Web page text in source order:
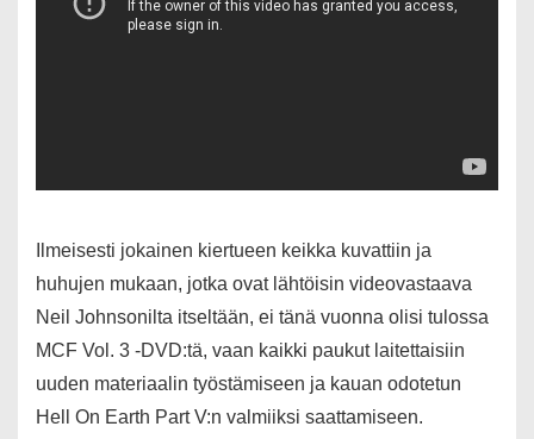
Ilmeisesti jokainen kiertueen keikka kuvattiin ja
huhujen mukaan, jotka ovat lähtöisin videovastaava
Neil Johnsonilta itseltään, ei tänä vuonna olisi tulossa
MCF Vol. 3 -DVD:tä, vaan kaikki paukut laitettaisiin
uuden materiaalin työstämiseen ja kauan odotetun
Hell On Earth Part V:n valmiiksi saattamiseen.